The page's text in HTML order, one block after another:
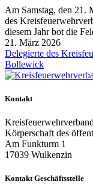
Am Samstag, den 21.
des
diesem Jahr bot die
21. März 2026
Delegierte des
Bollewick
Kontakt
Körperschaft des
Am Funkturm 1
17039 Wulkenzin
Kontakt Geschäftsstelle